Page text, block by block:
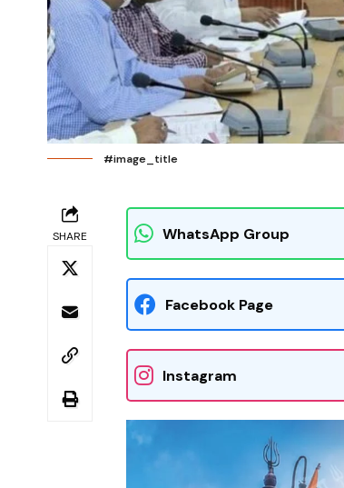
#image_title
SHARE WhatsApp Group
Facebook Page
Instagram